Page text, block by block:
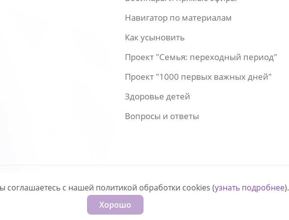
Навигатор по материалам
Как усыновить
Проект "Семья: переходный период"
Проект "1000 первых важных дней"
Здоровье детей
Вопросы и ответы
соглашаетесь с нашей политикой обработки cookies (узнать подробнее).
Хорошо